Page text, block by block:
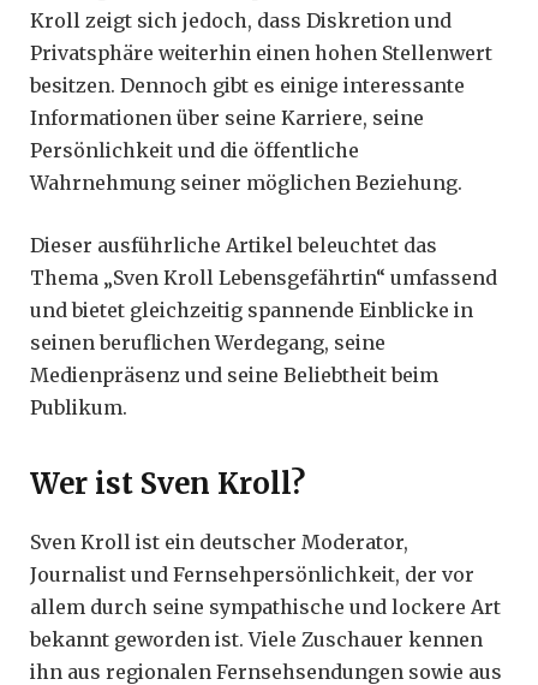
Kroll zeigt sich jedoch, dass Diskretion und
Privatsphäre weiterhin einen hohen Stellenwert
besitzen. Dennoch gibt es einige interessante
Informationen über seine Karriere, seine
Persönlichkeit und die öffentliche
Wahrnehmung seiner möglichen Beziehung.
Dieser ausführliche Artikel beleuchtet das
Thema „Sven Kroll Lebensgefährtin“ umfassend
und bietet gleichzeitig spannende Einblicke in
seinen beruflichen Werdegang, seine
Medienpräsenz und seine Beliebtheit beim
Publikum.
Wer ist Sven Kroll?
Sven Kroll ist ein deutscher Moderator,
Journalist und Fernsehpersönlichkeit, der vor
allem durch seine sympathische und lockere Art
bekannt geworden ist. Viele Zuschauer kennen
ihn aus regionalen Fernsehsendungen sowie aus